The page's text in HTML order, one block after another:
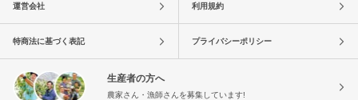
運営会社 利用規約
特商法に基づく表記 プライバシーポリシー
生産者の方へ
農家さん・漁師さんを募集しています!